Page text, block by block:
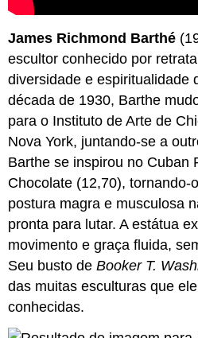
James Richmond Barthé
escultor conhecido por
diversidade e espiritualidade
década de 1930, Barthe
para o Instituto de Arte de
Nova York, juntando-se a
Barthe se inspirou no Cuban
Chocolate (12,70), tornando-
postura magra e musculosa
pronta para lutar. A estátua
movimento e graça fluida,
Seu busto deBooker T.
das muitas esculturas que
conhecidas.